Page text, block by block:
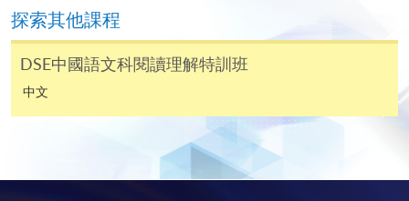
程完結後寄出。
有關香港大學專業進修學院Summer School 的取錄方
法、學生須知、報名中心及其他相關資訊，請登入
Summer School 網頁
探索其他課程
DSE中國語文科閱讀理解特訓班
中文